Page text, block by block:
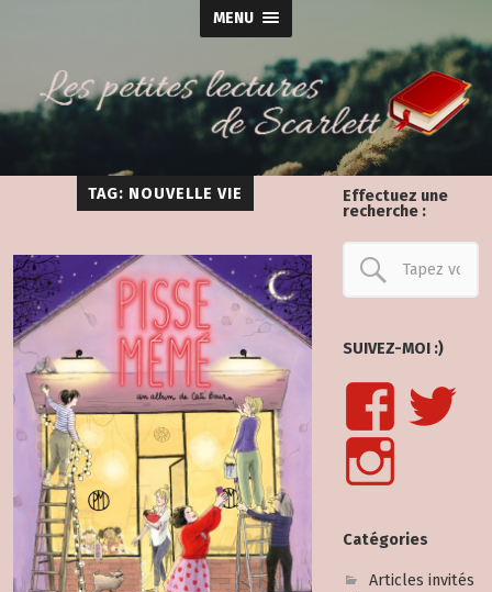
MENU
Effectuez une
recherche :
SUIVEZ-MOI :)
Catégories
Articles invités
TAG: NOUVELLE VIE